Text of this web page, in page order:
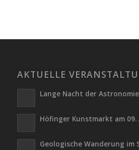
AKTUELLE
Lange Nacht der Astronomie
Höfinger Kunstmarkt am 09.
Geologische Wanderung